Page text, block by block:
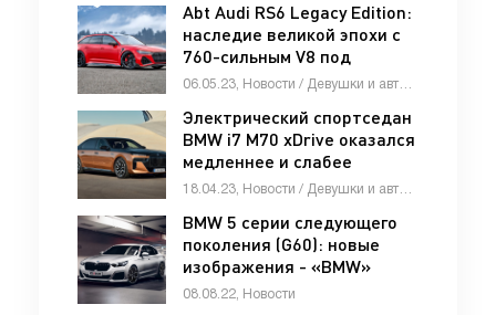
Abt Audi RS6 Legacy Edition:
наследие великой эпохи с
760-сильным V8 под
капотом - «Автоновости»
Электрический спортседан
BMW i7 M70 xDrive оказался
медленнее и слабее
конкурентов -
BMW 5 серии следующего
поколения (G60): новые
изображения - «BMW»
08.08.22, Новости